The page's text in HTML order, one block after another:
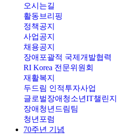
오시는길
활동브리핑
정책공지
사업공지
채용공지
장애포괄적 국제개발협력
RI Korea 전문위원회
재활복지
두드림 인적투자사업
글로벌장애청소년IT챌린지
장애청년드림팀
청년포럼
70주년 기념